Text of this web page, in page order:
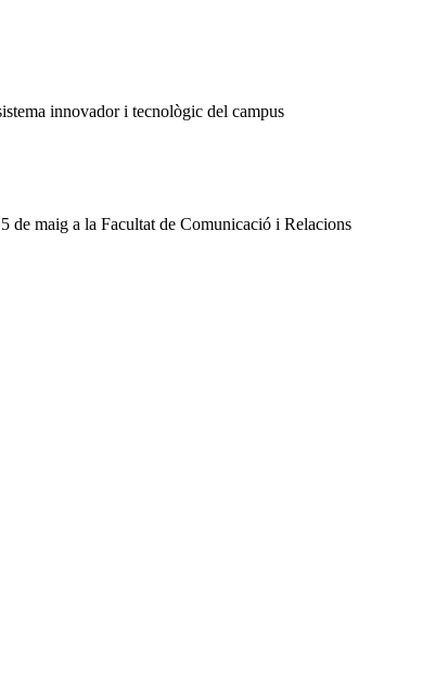
innovador i tecnològic del campus
de maig a la Facultat de Comunicació i Relacions